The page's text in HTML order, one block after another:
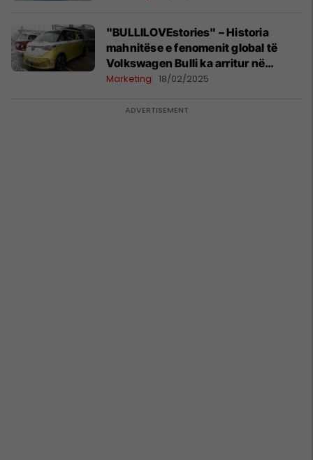
"BULLILOVEstories" – Historia
mahnitëse e fenomenit global të
Volkswagen Bulli ka arritur në
Maqedoni
Marketing 18/02/2025